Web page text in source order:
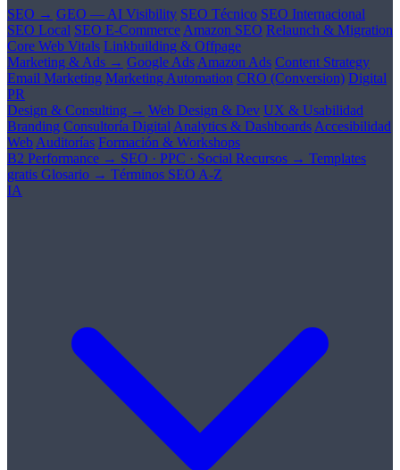
SEO → GEO — AI Visibility SEO Técnico SEO Internacional
SEO Local SEO E-Commerce Amazon SEO Relaunch & Migration
Core Web Vitals Linkbuilding & Offpage
Marketing & Ads → Google Ads Amazon Ads Content Strategy
Email Marketing Marketing Automation CRO (Conversion) Digital
PR
Design & Consulting → Web Design & Dev UX & Usabilidad
Branding Consultoría Digital Analytics & Dashboards Accesibilidad
Web Auditorías Formación & Workshops
B2 Performance → SEO · PPC · Social Recursos → Templates
gratis Glosario → Términos SEO A-Z
IA